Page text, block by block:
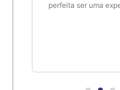
perfeita ser uma